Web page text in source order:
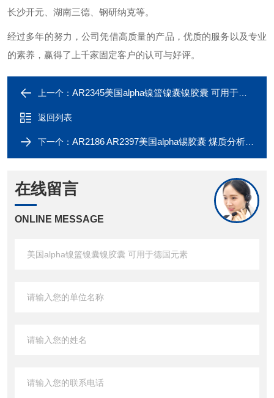
长沙开元、湖南三德、钢研纳克等。
经过多年的努力，公司凭借高质量的产品，优质的服务以及专业
的素养，赢得了上千家固定客户的认可与好评。
上一个： AR2345美国alpha镍篮镍囊镍胶囊 可用于美国leco
返回列表
下一个： AR2186 AR2397美国alpha锡胶囊 煤质分析仪专用锡箔杯
在线留言
ONLINE MESSAGE